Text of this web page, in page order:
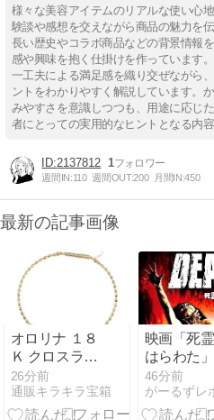
様々な美容アイテムのリアルな使い心
験談や感想を交えながら商品の魅力を
長い歴史やコラボ商品などの背景情報
感や興味を抱く仕掛けを作っています
一工夫による満足感を織り交ぜながら
ントをわかりやすく解説しています。
みやすさを意識しつつも、用途に応じ
者にとっての実用的なヒントとなる内
2137812 1
週間IN:110 週間OUT:200 月間IN:450
最新の記事画像
オロリナ １８
Ｋ クロスラン
タン バングル
26分前
通販キラキラ宝箱
映画「死
はらわた
ついて語ろ
（今夜BS
あり〼）
46分前
がーるずレ